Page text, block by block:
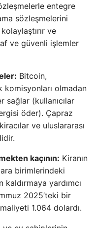
entegre
sözleşmelerini
ve
ve güvenli işlemler
Bitcoin,
komisyonları olmadan
sağlar (kullanıcılar
öder). Çapraz
ve uluslararası
kaçının: Kiranın
birimlerindeki
yardımcı
2025’teki bir
1.064 dolardı.